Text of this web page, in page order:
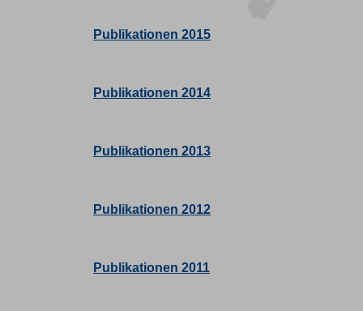
Publikationen 2015
Publikationen 2014
Publikationen 2013
Publikationen 2012
Publikationen 2011